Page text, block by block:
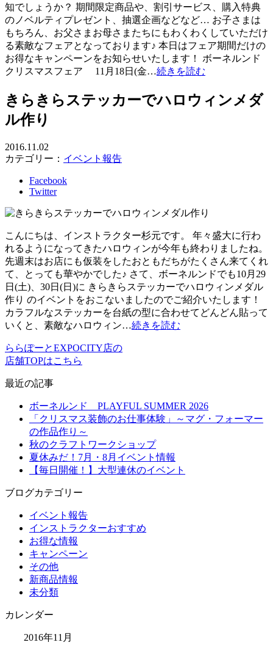
知でしょうか？ 期間限定商品や、割引サービス、購入特典
のノベルティプレゼント、抽選企画などなど… お子さまは
もちろん、お父さまお母さまたちにもわくわくしていただけ
る素敵なフェアとなっております♪ 本日はフェア期間だけの
お得なキャンペーンをお知らせいたします！ ボーネルンド
クリスマスフェア 11月18日(金…続きを読む
きらきらステッカーでハロウィンメダ
ル作り
2016.11.02
カテゴリー： イベント報告
Facebook
Twitter
こんにちは、インストラクター杉元です。 年々盛大に行わ
れるようになってきたハロウィンが今年も終わりましたね。
先週末はお店にも仮装をしたおともだちがたくさん来てくれ
て、とっても華やかでした♪ さて、ボーネルンドでも10月29
日(土)、30日(日)に きらきらステッカーでハロウィンメダル
作り のイベントをおこないましたのでご紹介いたします！
カラフルなステッカーを台紙の型に合わせてどんどん貼って
いくと、素敵なハロウィン…続きを読む
ららぽーとEXPOCITY店の
店舗TOPはこちら
最近の記事
ボーネルンド PLAYFUL SUMMER 2026
「クリスマス装飾のお仕事体験」～マグ・フォーマー
の作品作り～
秋のクラフトワークショップ
夏休みだ！7月・8月イベント情報
【毎日開催！】大型連休のイベント
ブログカテゴリー
イベント報告
インストラクターおすすめ
お得な情報
キャンペーン
その他
新商品情報
未分類
カレンダー
2016年11月